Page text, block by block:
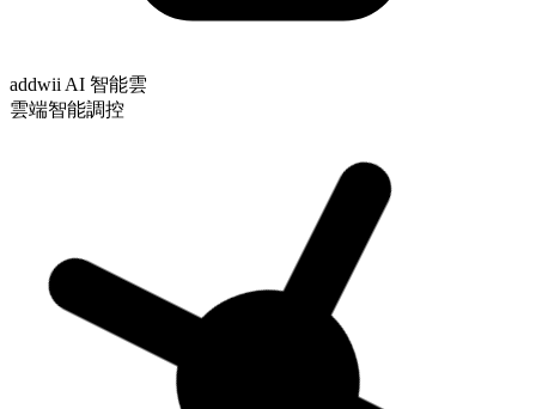
addwii AI 智能雲
雲端智能調控